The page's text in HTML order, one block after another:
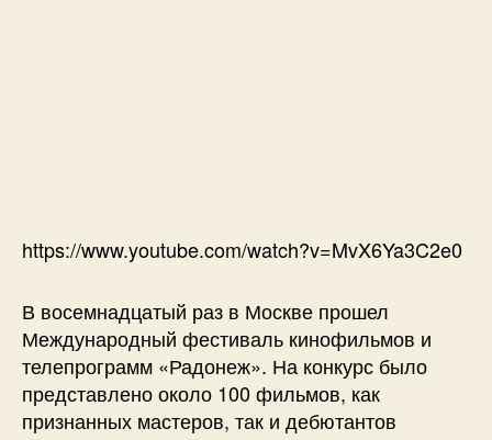
https://www.youtube.com/watch?v=MvX6Ya3C2e0
В восемнадцатый раз в Москве прошел
Международный фестиваль кинофильмов и
телепрограмм «Радонеж». На конкурс было
представлено около 100 фильмов, как
признанных мастеров, так и дебютантов